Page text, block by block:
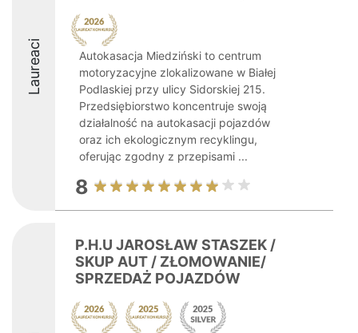
Laureaci
Autokasacja Miedziński to centrum
motoryzacyjne zlokalizowane w Białej
Podlaskiej przy ulicy Sidorskiej 215.
Przedsiębiorstwo koncentruje swoją
działalność na autokasacji pojazdów
oraz ich ekologicznym recyklingu,
oferując zgodny z przepisami ...
8
P.H.U JAROSŁAW STASZEK /
SKUP AUT / ZŁOMOWANIE/
SPRZEDAŻ POJAZDÓW